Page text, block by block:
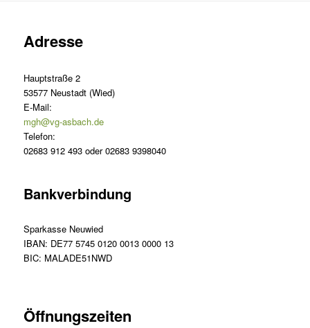
Adresse
Hauptstraße 2
53577 Neustadt (Wied)
E-Mail:
mgh@vg-asbach.de
Telefon:
02683 912 493 oder 02683 9398040
Bankverbindung
Sparkasse Neuwied
IBAN: DE77 5745 0120 0013 0000 13
BIC: MALADE51NWD
Öffnungszeiten